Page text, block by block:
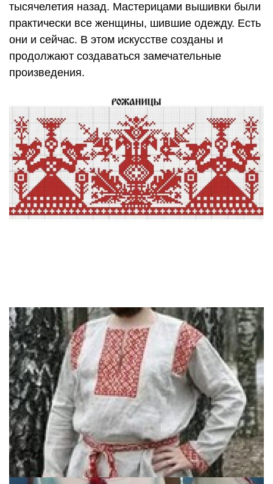
тысячелетия назад. Мастерицами вышивки были
практически все женщины, шившие одежду. Есть
они и сейчас. В этом искусстве созданы и
продолжают создаваться замечательные
произведения.